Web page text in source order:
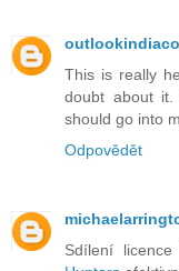
This is really
doubt about
should go into
Odpovědět
Sdílení